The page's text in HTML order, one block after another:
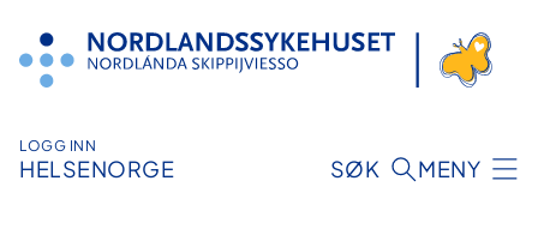
innhold
LOGG INN
HELSENORGE SØK MENY